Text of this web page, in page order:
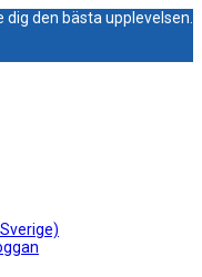
den bästa upplevelsen.